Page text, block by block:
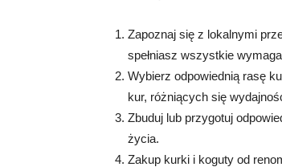
Zapoznaj się z lokalnymi
spełniasz wszystkie
Wybierz odpowiednią rasę
kur, różniących się
Zbuduj lub przygotuj
życia.
Zakup kurki i koguty od